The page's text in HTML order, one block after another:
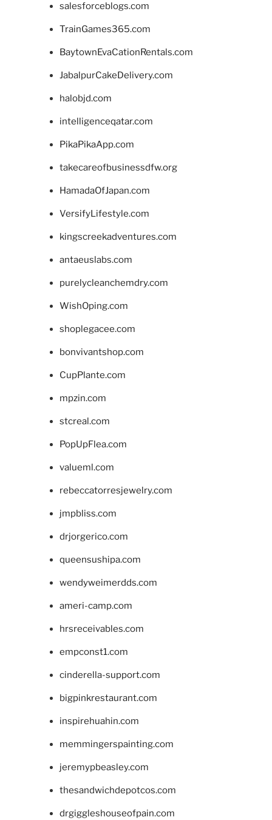
salesforceblogs.com
TrainGames365.com
BaytownEvaCationRentals.com
JabalpurCakeDelivery.com
halobjd.com
intelligenceqatar.com
PikaPikaApp.com
takecareofbusinessdfw.org
HamadaOfJapan.com
VersifyLifestyle.com
kingscreekadventures.com
antaeuslabs.com
purelycleanchemdry.com
WishOping.com
shoplegacee.com
bonvivantshop.com
CupPlante.com
mpzin.com
stcreal.com
PopUpFlea.com
valueml.com
rebeccatorresjewelry.com
jmpbliss.com
drjorgerico.com
queensushipa.com
wendyweimerdds.com
ameri-camp.com
hrsreceivables.com
empconst1.com
cinderella-support.com
bigpinkrestaurant.com
inspirehuahin.com
memmingerspainting.com
jeremypbeasley.com
thesandwichdepotcos.com
drgiggleshouseofpain.com